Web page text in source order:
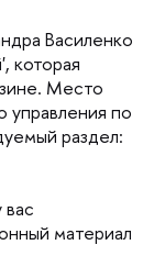
Василенко
которая
Место
управления по
раздел:
материал